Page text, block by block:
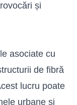
și
asociate cu
de fibră
lucru poate
urbane și